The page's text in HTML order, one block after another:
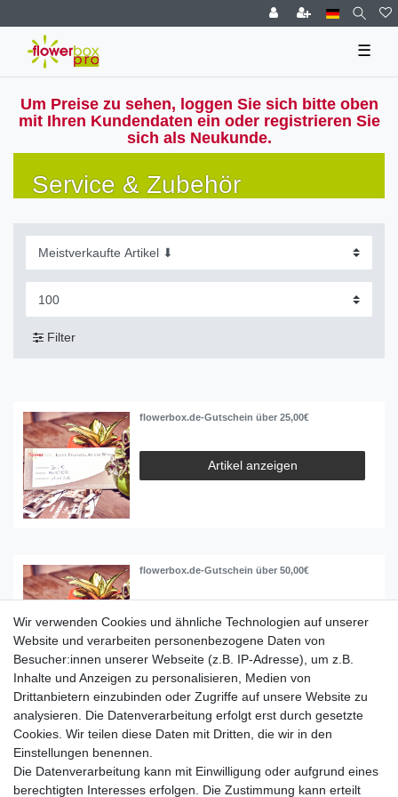
☰
Um Preise zu sehen, loggen Sie sich bitte oben
mit Ihren Kundendaten ein oder registrieren Sie
sich als Neukunde.
Service & Zubehör
Filter
flowerbox.de-Gutschein über 25,00€
Artikel anzeigen
flowerbox.de-Gutschein über 50,00€
Artikel anzeigen
flowerbox.de-Gutschein über 100,00€
Artikel anzeigen
Wir verwenden Cookies und ähnliche Technologien auf unserer
Website und verarbeiten personenbezogene Daten von
Besucher:innen unserer Webseite (z.B. IP-Adresse), um z.B.
Inhalte und Anzeigen zu personalisieren, Medien von
Drittanbietern einzubinden oder Zugriffe auf unsere Website zu
analysieren. Die Datenverarbeitung erfolgt erst durch gesetzte
Cookies. Wir teilen diese Daten mit Dritten, die wir in den
Einstellungen benennen.
Die Datenverarbeitung kann mit Einwilligung oder aufgrund eines
berechtigten Interesses erfolgen. Die Zustimmung kann erteilt